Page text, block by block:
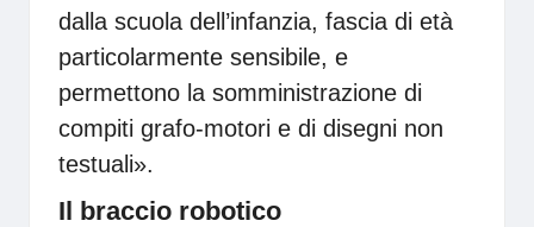
dalla scuola dell’infanzia, fascia di età
particolarmente sensibile, e
permettono la somministrazione di
compiti grafo-motori e di disegni non
testuali».
Il braccio robotico